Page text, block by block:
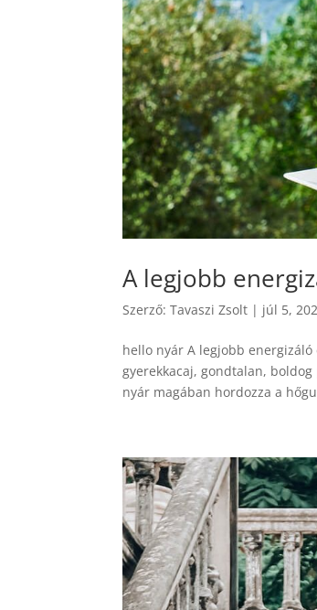
A legjobb
Szerző:Tavaszi Zsolt | júl 5,
hello nyár A legjobb
gyerekkacaj, gondtalan,
nyár magában hordozza a